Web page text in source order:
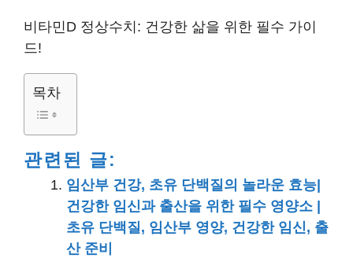
비타민D 정상수치: 건강한 삶을 위한 필수 가이
드!
목차
관련된 글:
임산부 건강, 초유 단백질의 놀라운 효능|
건강한 임신과 출산을 위한 필수 영양소 |
초유 단백질, 임산부 영양, 건강한 임신, 출
산 준비